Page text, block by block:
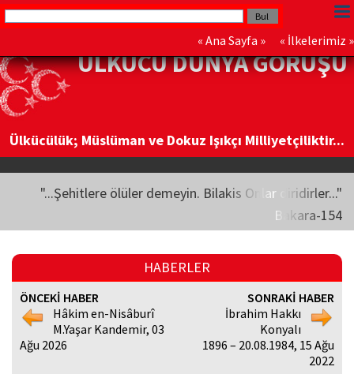
« Ana Sayfa » « İlkelerimiz »
ÜLKÜCÜ DÜNYA GÖRÜŞÜ
Ülkücülük; Müslüman ve Dokuz Işıkçı Milliyetçiliktir...
"...Şehitlere ölüler demeyin. Bilakis Onlar diridirler..."
Bakara-154
HABERLER
ÖNCEKİ HABER
Hâkim en-Nisâburî
M.Yaşar Kandemir, 03
Ağu 2026
SONRAKİ HABER
İbrahim Hakkı
Konyalı
1896 – 20.08.1984, 15 Ağu
2022